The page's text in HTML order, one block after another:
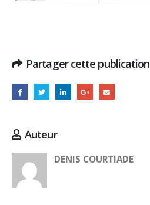
Partager cette publication
Auteur
DENIS COURTIADE